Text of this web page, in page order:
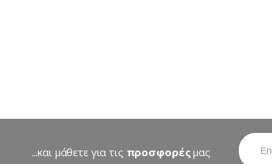
...και μάθετε για τις προσφορέςμας